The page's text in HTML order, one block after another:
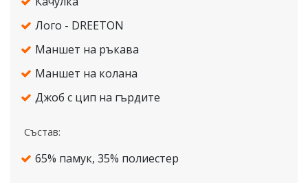
Лого - DREETON
Маншет на ръкава
Маншет на колана
Джоб с цип на гърдите
Състав:
65% памук, 35% полиестер